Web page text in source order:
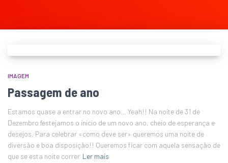
IMAGEM
Passagem de ano
Estamos quase a entrar no novo ano… Yeah!! Na noite de 31 de
Dezembro festejamos o inicio de um novo ano, cheio de esperança e
desejos. Para celebrar «como deve ser» queremos uma noite de
diversão e boa disposição!! Queremos ficar com aquela sensação de
que se esta noite correr Ler mais